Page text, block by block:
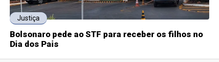
Justiça
Bolsonaro pede ao STF para receber os filhos no
Dia dos Pais